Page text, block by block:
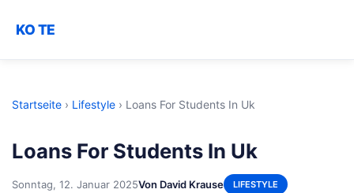
KO TE
Startseite › Lifestyle › Loans For Students In Uk
Loans For Students In Uk
Sonntag, 12. Januar 2025Von David Krause LIFESTYLE